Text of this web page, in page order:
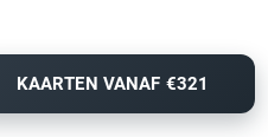
KAARTEN VANAF €321